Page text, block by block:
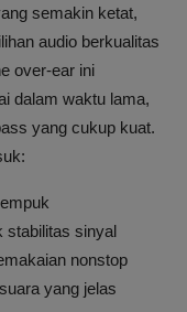
semakin ketat,
audio berkualitas
over-ear ini
dalam waktu lama,
yang cukup kuat.
stabilitas sinyal
nonstop
yang jelas